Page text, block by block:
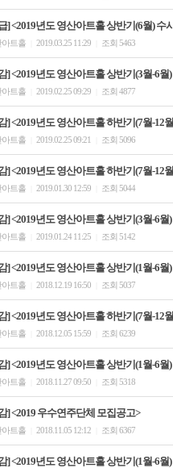
] <2019년도 영산아트홀 상반기(6월) 수
아트홀 2019.03.25 11:29 조회 5463
] <2019년도 영산아트홀 상반기(3월-6월
아트홀 2019.02.25 09:29 조회 4877
] <2019년도 영산아트홀 하반기(7월-12
아트홀 2019.02.25 09:21 조회 5096
] <2019년도 영산아트홀 하반기(7월-12
아트홀 2019.01.30 12:59 조회 5044
] <2019년도 영산아트홀 상반기(3월-6월
아트홀 2019.01.24 11:25 조회 5142
] <2019년도 영산아트홀 상반기(1월-6월
아트홀 2018.12.19 16:50 조회 5037
] <2019년도 영산아트홀 하반기(7월-12
아트홀 2018.12.05 15:59 조회 6239
] <2019년도 영산아트홀 상반기(1월-6월
아트홀 2018.11.27 09:50 조회 5318
] <2019 우수연주단체 모집공고>
아트홀 2018.11.05 12:12 조회 6367
] <2019년도 영산아트홀 상반기(1월-6월